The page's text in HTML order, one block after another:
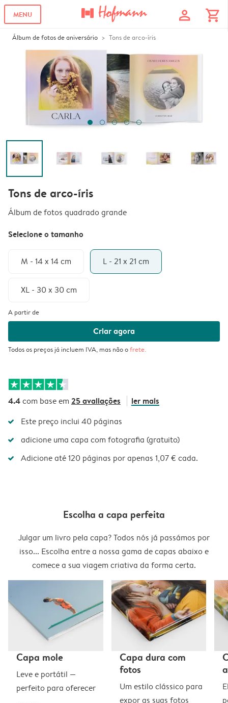
MENU profile shopping_cart
Álbum de fotos de aniversário Tons de arco-íris
Tons de arco-íris
Álbum de fotos quadrado grande
Selecione o tamanho
M - 14 x 14 cm L - 21 x 21 cm
XL - 30 x 30 cm
A partir de
Criar agora
Todos os preços já incluem IVA, mas não ofrete.
4.4com base em 25 avaliações ler mais
Este preço inclui 40 páginas
adicione uma capa com fotografia (gratuito)
Adicione até 120 páginas por apenas 1,07 € cada.
Escolha a capa perfeita
Julgar um livro pela capa? Todos nós já passámos por
isso... Escolha entre a nossa gama de capas abaixo e
comece a sua viagem criativa da forma certa.
Capa mole
Leve e portátil —
perfeito para oferecer
Capa dura com
fotos
Um estilo clássico para
expor as suas fotos